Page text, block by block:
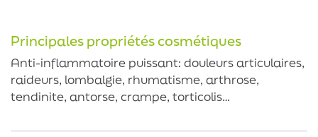
Principales propriétés cosmétiques
Anti-inflammatoire puissant: douleurs articulaires,
raideurs, lombalgie, rhumatisme, arthrose,
tendinite, antorse, crampe, torticolis…